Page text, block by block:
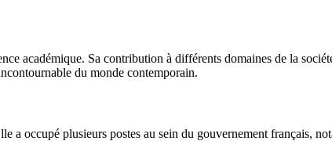
académique. Sa contribution à différents domaines de la
du monde contemporain.
occupé plusieurs postes au sein du gouvernement français,